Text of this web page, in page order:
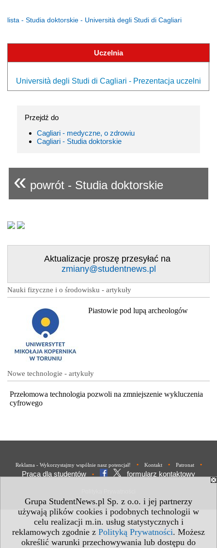
Grupa StudentNews.pl Sp. z o.o. i jej partnerzy
używają plików cookies i podobnych technologii w
celu realizacji m.in. usług statystycznych i
reklamowych zgodnie z Polityką Prywatności. Możesz
określić warunki przechowywania lub dostępu do
lista - Studia doktorskie - Università degli Studi di Cagliari
Uczelnia
Università degli Studi di Cagliari - Prezentacja uczelni
Przejdź do
Cagliari - medyczne, o zdrowiu
Cagliari - Studia doktorskie
« powrót - Studia doktorskie
Aktualizacje proszę przesyłać na
zmiany@studentnews.pl
Nauki fizyczne i o środowisku - artykuły
Piastowie pod lupą archeologów
Nowe technologie - artykuły
Przełomowa technologia pozwoli na zmniejszenie wykluczenia
cyfrowego
Reklama - Wykorzystajmy wspólnie nasz potencjał! • Kontakt • Patronat •
Praca dla studentów • formularz kontaktowy